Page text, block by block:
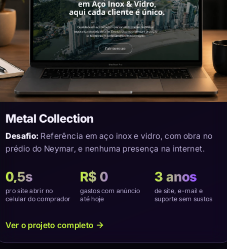
Metal Collection
Desafio:Referência em aço inox e vidro, com obra no
prédio do Neymar, e nenhuma presença na internet.
0,5s
pro site abrir no
celular do comprador
R$ 0
gastos com anúncio
até hoje
3 anos
de site, e-mail e
suporte sem sustos
Ver o projeto completo